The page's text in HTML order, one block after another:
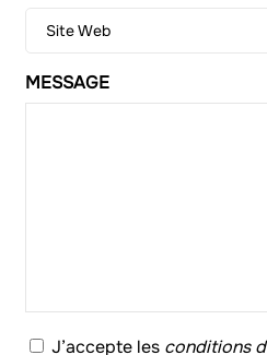
Site Web
MESSAGE
RGPD*
J’accepte les conditions